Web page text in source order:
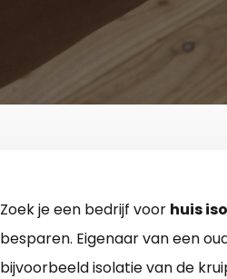
Zoek je een bedrijf voor huis
besparen. Eigenaar van een
bijvoorbeeld isolatie van de